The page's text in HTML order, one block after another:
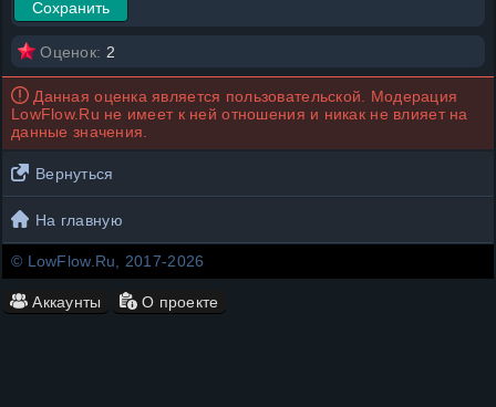
Оценок: 2
Данная оценка является пользовательской. Модерация
LowFlow.Ru не имеет к ней отношения и никак не влияет на
данные значения.
Вернуться
На главную
© LowFlow.Ru, 2017-2026
Аккаунты О проекте